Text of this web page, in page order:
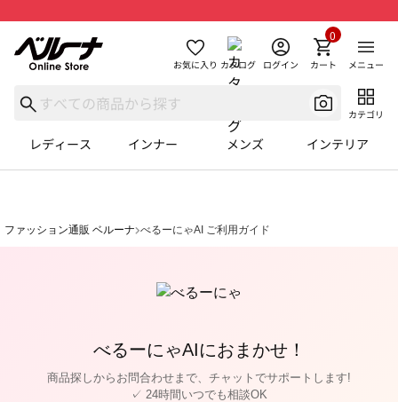
お気に入り カタログ ログイン カート
0
メニュー
カテゴリ
レディース インナー メンズ インテリア
ファッション通販 ベルーナ べるーにゃAI ご利用ガイド
べるーにゃAIにおまかせ！
商品探しからお問合わせまで、チャットでサポートします!
✓ 24時間いつでも相談OK